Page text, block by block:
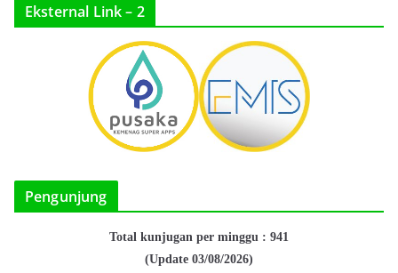
Eksternal Link – 2
Pengunjung
Total kunjugan per minggu : 941
(Update 03/08/2026)